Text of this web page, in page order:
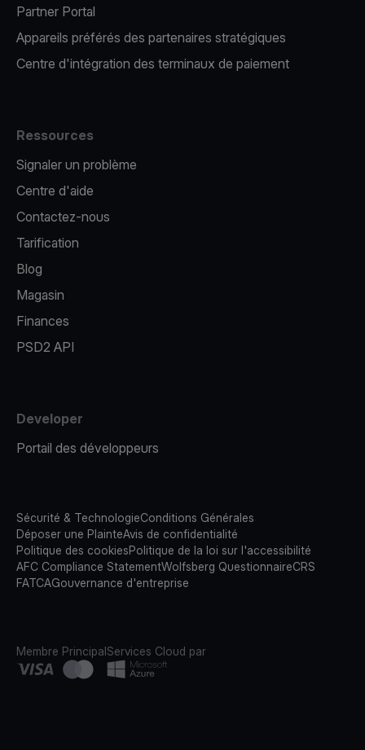
Partner Portal
Appareils préférés des partenaires stratégiques
Centre d'intégration des terminaux de paiement
Ressources
Signaler un problème
Centre d'aide
Contactez-nous
Tarification
Blog
Magasin
Finances
PSD2 API
Developer
Portail des développeurs
Sécurité & TechnologieConditions Générales
Déposer une PlainteAvis de confidentialité
Politique des cookiesPolitique de la loi sur l'accessibilité
AFC Compliance StatementWolfsberg QuestionnaireCRS
FATCAGouvernance d'entreprise
Membre PrincipalServices Cloud par